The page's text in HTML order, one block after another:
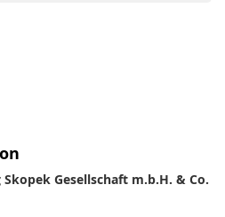
Gesellschaft m.b.H. & Co.